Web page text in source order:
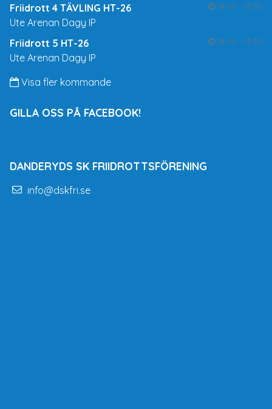
Friidrott 4 TÄVLING HT-26
18:00 - 19:30
Ute Arenan Dagy IP
Friidrott 5 HT-26
18:00 - 19:30
Ute Arenan Dagy IP
Visa fler kommande
GILLA OSS PÅ FACEBOOK!
DANDERYDS SK FRIIDROTTSFÖRENING
info@dskfri.se